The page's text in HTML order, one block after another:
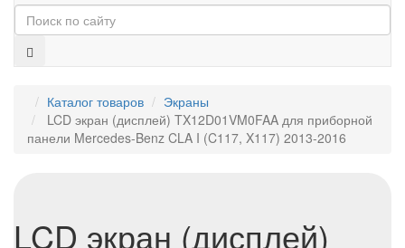
Каталог товаров
Экраны
LCD экран (дисплей) TX12D01VM0FAA для приборной
панели Mercedes-Benz CLA I (C117, X117) 2013-2016
LCD экран (дисплей)